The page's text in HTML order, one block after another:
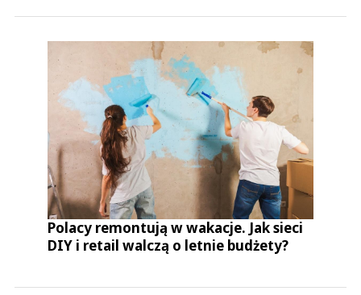
Polacy remontują w wakacje. Jak sieci
DIY i retail walczą o letnie budżety?